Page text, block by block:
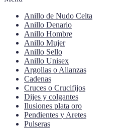
Anillo de Nudo Celta
Anillo Denario
Anillo Hombre
Anillo Mujer
Anillo Sello
Anillo Unisex
Argollas o Alianzas
Cadenas
Cruces o Crucifijos
Dijes y colgantes
Ilusiones plata oro
Pendientes y Aretes
Pulseras